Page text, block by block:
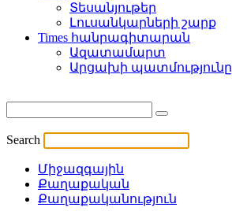
Տեսանյութեր
Լուսանկարների շարք
Times հանրագիտարան
Ազատամարտ
Արցախի պատմությունը
Search
Միջազգային
Քաղաքական
Քաղաքականություն